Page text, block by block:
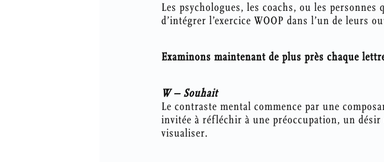
Les psychologues, les coachs, ou les
d’intégrer l’exercice WOOP dans l’un de leurs
Examinons maintenant de plus près chaque
W – Souhait
Le contraste mental commence par une
invitée à réfléchir à une préoccupation, un
visualiser.